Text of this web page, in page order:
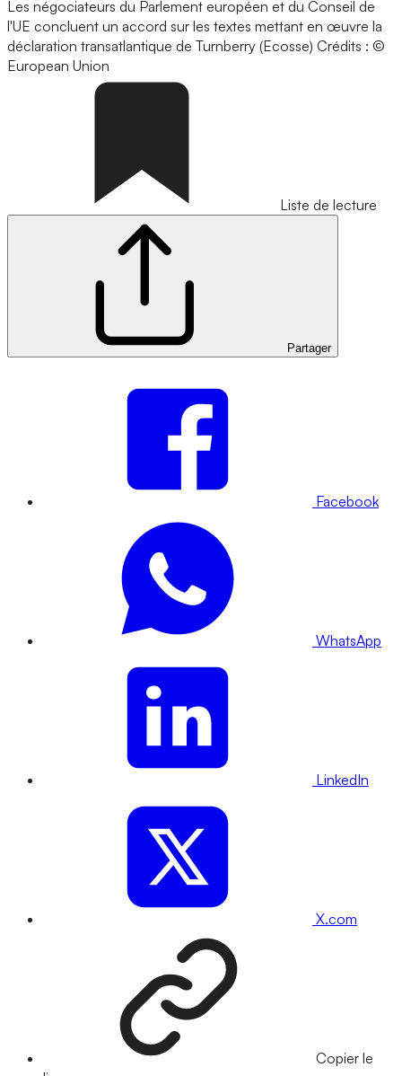
Les négociateurs du Parlement européen et du Conseil de
l'UE concluent un accord sur les textes mettant en œuvre la
déclaration transatlantique de Turnberry (Ecosse) Crédits : ©
European Union
Liste de lecture
Partager
Facebook
WhatsApp
LinkedIn
X.com
Copier le